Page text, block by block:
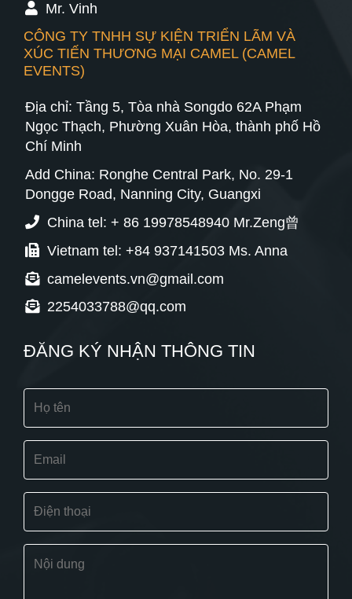
Mr. Vinh
CÔNG TY TNHH SỰ KIỆN TRIỂN LÃM VÀ
XÚC TIẾN THƯƠNG MẠI CAMEL (CAMEL
EVENTS)
Địa chỉ: Tầng 5, Tòa nhà Songdo 62A Phạm
Ngọc Thạch, Phường Xuân Hòa, thành phố Hồ
Chí Minh
Add China: Ronghe Central Park, No. 29-1
Dongge Road, Nanning City, Guangxi
China tel: + 86 19978548940 Mr.Zeng曾
Vietnam tel: +84 937141503 Ms. Anna
camelevents.vn@gmail.com
2254033788@qq.com
ĐĂNG KÝ NHẬN THÔNG TIN